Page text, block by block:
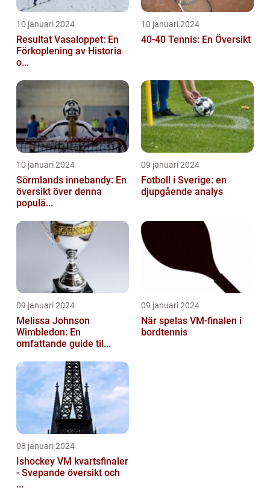
10 januari 2024
Resultat Vasaloppet: En
Förkoplening av Historia
o...
10 januari 2024
40-40 Tennis: En Översikt
10 januari 2024
Sörmlands innebandy: En
översikt över denna
populä...
09 januari 2024
Fotboll i Sverige: en
djupgående analys
09 januari 2024
Melissa Johnson
Wimbledon: En
omfattande guide til...
09 januari 2024
När spelas VM-finalen i
bordtennis
08 januari 2024
Ishockey VM kvartsfinaler
- Svepande översikt och
...